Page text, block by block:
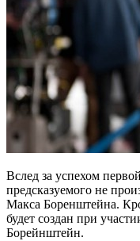
Вслед за успехом
предсказуемого не
Макса Боренштейна.
будет создан при
Борейнштейн.